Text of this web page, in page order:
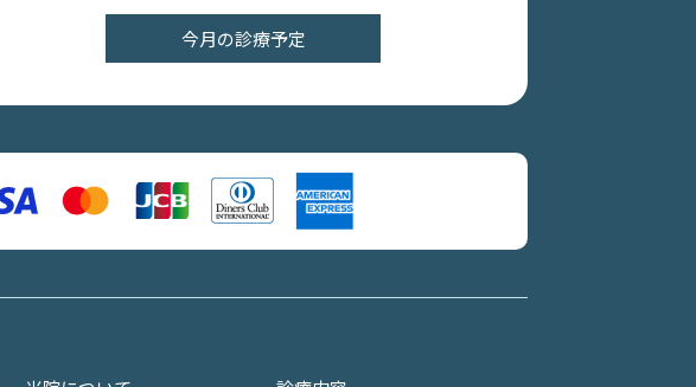
今月の診療予定